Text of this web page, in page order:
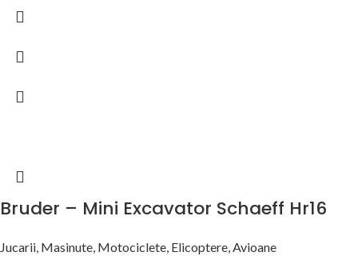
Bruder – Mini Excavator Schaeff Hr16
Jucarii, Masinute, Motociclete, Elicoptere, Avioane